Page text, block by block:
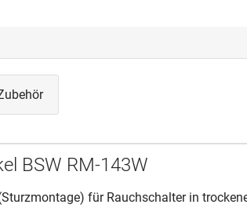
BSW RM-143W
für Rauchschalter in